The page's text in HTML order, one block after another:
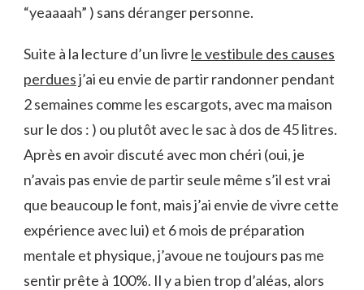
“yeaaaah” ) sans déranger personne.
Suite à la lecture d’un livre le vestibule des causes
perduesj’ai eu envie de partir randonner pendant
2 semaines comme les escargots, avec ma maison
sur le dos : ) ou plutôt avec le sac à dos de 45 litres.
Après en avoir discuté avec mon chéri (oui, je
n’avais pas envie de partir seule même s’il est vrai
que beaucoup le font, mais j’ai envie de vivre cette
expérience avec lui) et 6 mois de préparation
mentale et physique, j’avoue ne toujours pas me
sentir prête à 100%. Il y a bien trop d’aléas, alors